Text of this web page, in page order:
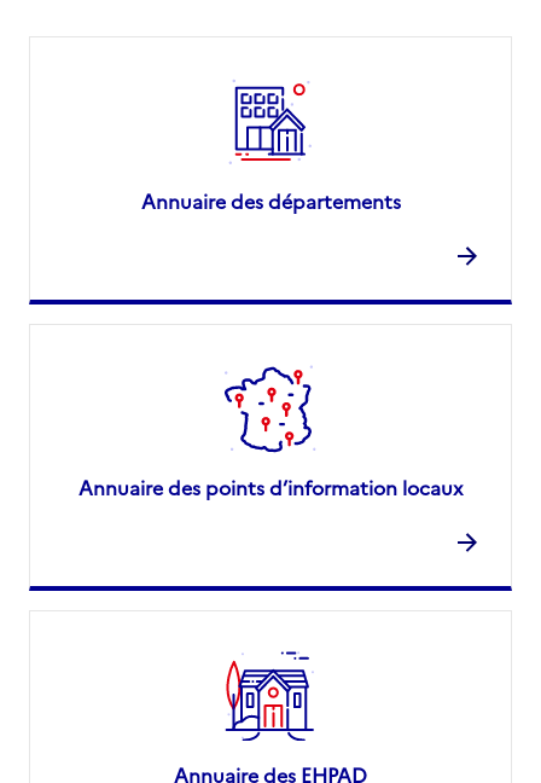
Annuaire des départements
Annuaire des points d’information locaux
Annuaire des EHPAD